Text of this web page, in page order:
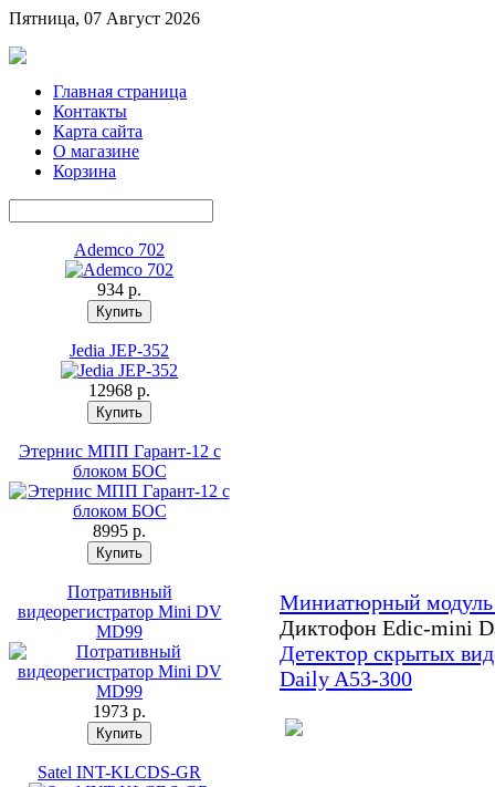
Пятница, 07 Август 2026
Главная страница
Контакты
Карта сайта
О магазине
Корзина
Ademco 702
934 p.
Jedia JEP-352
12968 p.
Этернис МПП Гарант-12 с
блоком БОС
8995 p.
Потративный
видеорегистратор Mini DV
MD99
1973 p.
Satel INT-KLCDS-GR
Миниатюрный
Диктофон Edic-mini
Детектор скрытых
Daily A53-300